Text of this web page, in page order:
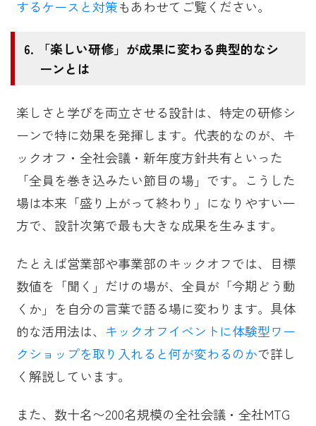
するケースと対策もあわせてご覧ください。
「楽しい研修」が成果に変わる典型的なシ
ーンとは
楽しさと学びを両立させる設計は、特定の研修シ
ーンで特に効果を発揮します。代表的なのが、キ
ックオフ・全社会議・新年度方針共有といった
「全員を巻き込みたい節目の場」です。こうした
場は本来「盛り上がって終わり」になりやすい一
方で、設計次第で最も大きな成果を生みます。
たとえば営業部や事業部のキックオフでは、目標
数値を「聞く」だけの場が、全員が「今期どう動
くか」を自分の言葉で語る場に変わります。具体
的な活用法は、 キックオフイベントに体験型ワー
クショップを取り入れると何が変わるのかで詳し
く解説しています。
また、数十名〜200名規模の全社会議・全社MTG